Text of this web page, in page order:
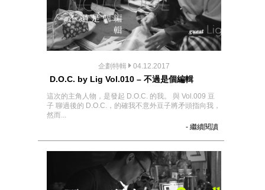
企劃特輯 04.12.2017
D.O.C. by Lig Vol.010 – 不過是個編輯
這次的主角人物，是發起 D.O.C. 的我。 與 Vol.009 豆
子 聊過後的 D.O.C.，的確我不意外豆子將矛頭指向我，
然而...
- 繼續閱讀